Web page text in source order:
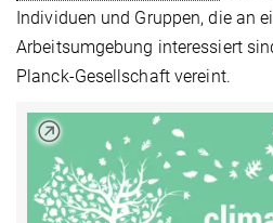
Individuen und Gruppen, die an
Arbeitsumgebung interessiert
Planck-Gesellschaft vereint.